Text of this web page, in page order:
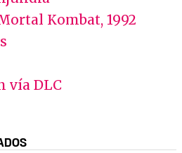
Kombat, 1992
vía DLC